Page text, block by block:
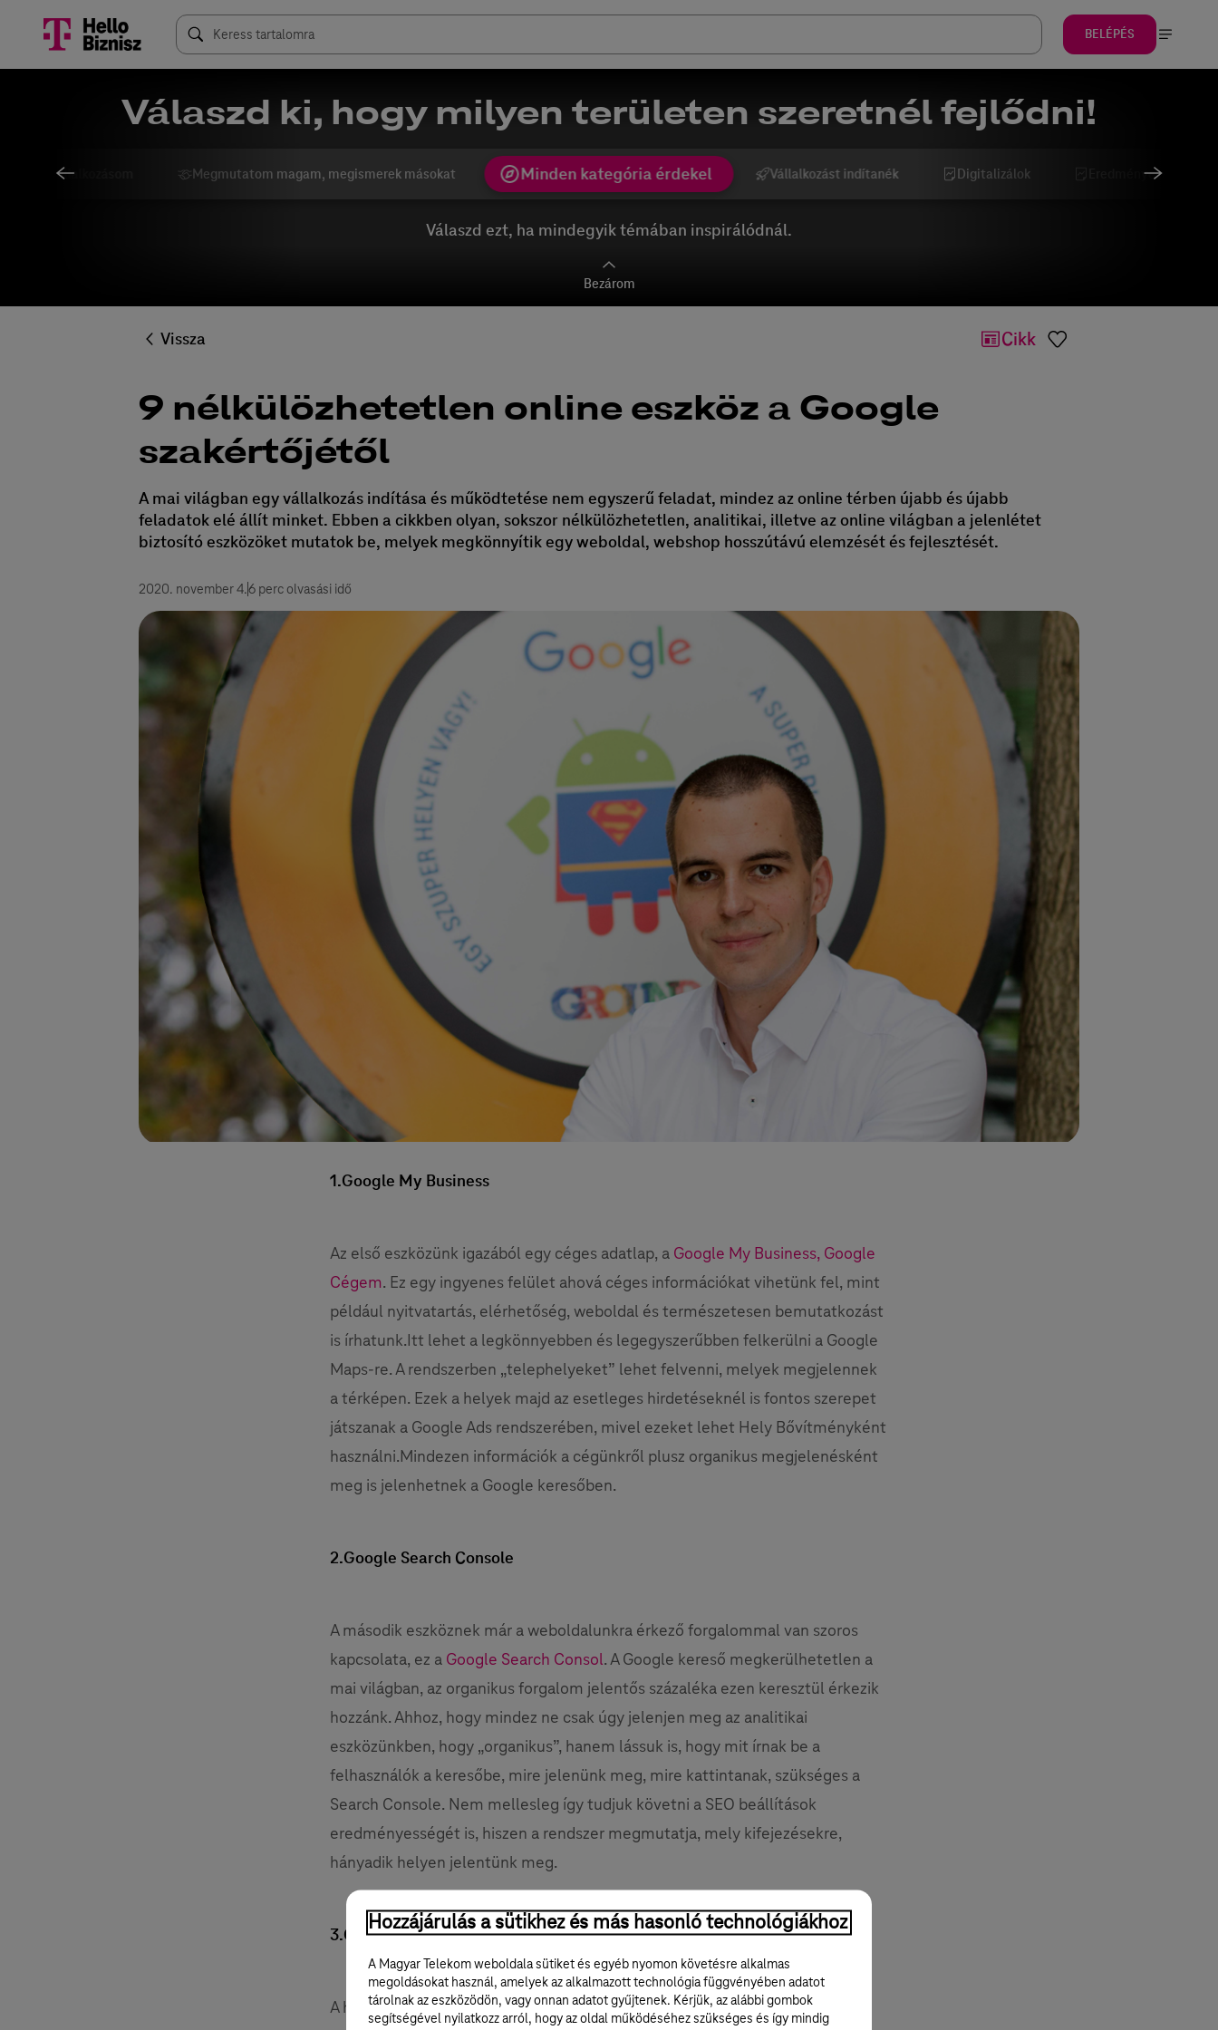
BELÉPÉS
Válaszd ki, hogy milyen területen szeretnél fejlődni!
Minden kategória érdekel Vállalkozást indítanék Digitalizálok Eredményesebb
a vállalkozásom Megmutatom magam, megismerek másokat
Válaszd ezt, ha mindegyik témában inspirálódnál.
Bezárom
Vissza Cikk
9 nélkülözhetetlen online eszköz a Google
szakértőjétől
A mai világban egy vállalkozás indítása és működtetése nem egyszerű feladat, mindez az online térben újabb és újabb
feladatok elé állít minket. Ebben a cikkben olyan, sokszor nélkülözhetetlen, analitikai, illetve az online világban a jelenlétet
biztosító eszközöket mutatok be, melyek megkönnyítik egy weboldal, webshop hosszútávú elemzését és fejlesztését.
2020. november 4.6 perc olvasási idő
1.Google My Business
Az első eszközünk igazából egy céges adatlap, a Google My Business, Google
Cégem. Ez egy ingyenes felület ahová céges információkat vihetünk fel, mint
például nyitvatartás, elérhetőség, weboldal és természetesen bemutatkozást
is írhatunk.Itt lehet a legkönnyebben és legegyszerűbben felkerülni a Google
Maps-re. A rendszerben „telephelyeket” lehet felvenni, melyek megjelennek
a térképen. Ezek a helyek majd az esetleges hirdetéseknél is fontos szerepet
játszanak a Google Ads rendszerében, mivel ezeket lehet Hely Bővítményként
használni.Mindezen információk a cégünkről plusz organikus megjelenésként
meg is jelenhetnek a Google keresőben.
2.Google Search Console
A második eszköznek már a weboldalunkra érkező forgalommal van szoros
kapcsolata, ez a Google Search Consol. A Google kereső megkerülhetetlen a
mai világban, az organikus forgalom jelentős százaléka ezen keresztül érkezik
hozzánk. Ahhoz, hogy mindez ne csak úgy jelenjen meg az analitikai
eszközünkben, hogy „organikus”, hanem lássuk is, hogy mit írnak be a
felhasználók a keresőbe, mire jelenünk meg, mire kattintanak, szükséges a
Search Console. Nem mellesleg így tudjuk követni a SEO beállítások
eredményességét is, hiszen a rendszer megmutatja, mely kifejezésekre,
hányadik helyen jelentünk meg.
3.Google Analytics
A harmadik eszközünk a Google Analytics. A Google analitikai eszközének
Hozzájárulás a sütikhez és más hasonló technológiákhoz
A Magyar Telekom weboldala sütiket és egyéb nyomon követésre alkalmas
megoldásokat használ, amelyek az alkalmazott technológia függvényében adatot
tárolnak az eszközödön, vagy onnan adatot gyűjtenek. Kérjük, az alábbi gombok
segítségével nyilatkozz arról, hogy az oldal működéséhez szükséges és így mindig